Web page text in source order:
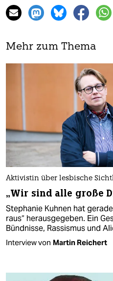
Mehr zum Thema
Aktivistin über lesbische
„Wir sind alle große
Stephanie Kuhnen hat
raus“ herausgegeben. Ein
Bündnisse, Rassismus und
Interview von Martin Reichert